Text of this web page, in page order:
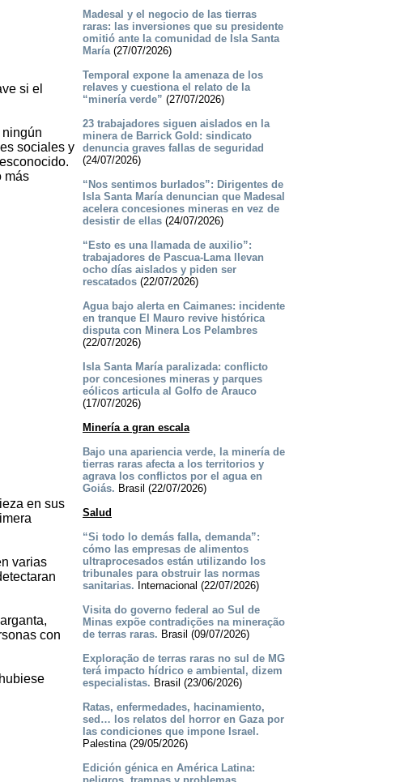
si el
sociales y
más
en sus
varias
con
Madesal y el negocio de las tierras
raras: las inversiones que su presidente
omitió ante la comunidad de Isla Santa
María(27/07/2026)
Temporal expone la amenaza de los
relaves y cuestiona el relato de la
“minería verde” (27/07/2026)
23 trabajadores siguen aislados en la
minera de Barrick Gold: sindicato
denuncia graves fallas de seguridad
(24/07/2026)
“Nos sentimos burlados”: Dirigentes de
Isla Santa María denuncian que Madesal
acelera concesiones mineras en vez de
desistir de ellas(24/07/2026)
“Esto es una llamada de auxilio”:
trabajadores de Pascua-Lama llevan
ocho días aislados y piden ser
rescatados(22/07/2026)
Agua bajo alerta en Caimanes: incidente
en tranque El Mauro revive histórica
disputa con Minera Los Pelambres
(22/07/2026)
Isla Santa María paralizada: conflicto
por concesiones mineras y parques
eólicos articula al Golfo de Arauco
(17/07/2026)
Minería a gran escala
Bajo una apariencia verde, la minería de
tierras raras afecta a los territorios y
agrava los conflictos por el agua en
Goiás. Brasil (22/07/2026)
Salud
“Si todo lo demás falla, demanda”:
cómo las empresas de alimentos
ultraprocesados están utilizando los
tribunales para obstruir las normas
sanitarias. Internacional (22/07/2026)
Visita do governo federal ao Sul de
Minas expõe contradições na mineração
de terras raras. Brasil (09/07/2026)
Exploração de terras raras no sul de MG
terá impacto hídrico e ambiental, dizem
especialistas. Brasil (23/06/2026)
Ratas, enfermedades, hacinamiento,
sed… los relatos del horror en Gaza por
las condiciones que impone Israel.
Palestina (29/05/2026)
Edición génica en América Latina: